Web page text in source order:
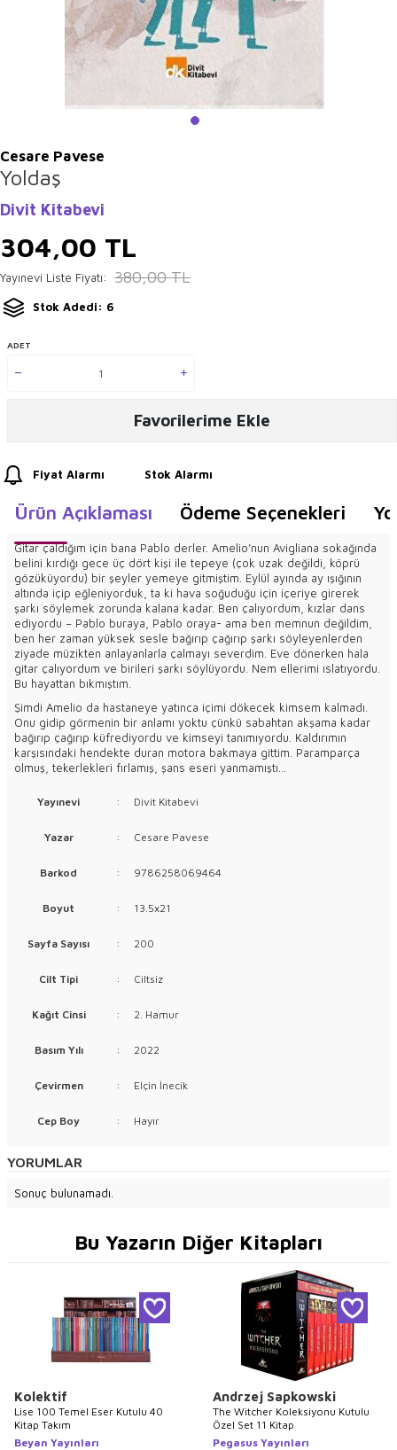
Cesare Pavese
Yoldaş
Divit Kitabevi
304,00 TL
Yayınevi Liste Fiyatı: 380,00TL
Stok Adedi: 6
ADET
Favorilerime Ekle
Fiyat Alarmı Stok Alarmı
Ürün Açıklaması Ödeme Seçenekleri
Gitar çaldığım için bana Pablo derler. Amelio’nun Avigliana sokağında
belini kırdığı gece üç dört kişi ile tepeye (çok uzak değildi, köprü
gözüküyordu) bir şeyler yemeye gitmiştim. Eylül ayında ay ışığının
altında içip eğleniyorduk, ta ki hava soğuduğu için içeriye girerek
şarkı söylemek zorunda kalana kadar. Ben çalıyordum, kızlar dans
ediyordu – Pablo buraya, Pablo oraya- ama ben memnun değildim,
ben her zaman yüksek sesle bağırıp çağırıp şarkı söyleyenlerden
ziyade müzikten anlayanlarla çalmayı severdim. Eve dönerken hala
gitar çalıyordum ve birileri şarkı söylüyordu. Nem ellerimi ıslatıyordu.
Bu hayattan bıkmıştım.
Şimdi Amelio da hastaneye yatınca içimi dökecek kimsem kalmadı.
Onu gidip görmenin bir anlamı yoktu çünkü sabahtan akşama kadar
bağırıp çağırıp küfrediyordu ve kimseyi tanımıyordu. Kaldırımın
karşısındaki hendekte duran motora bakmaya gittim. Paramparça
olmuş, tekerlekleri fırlamış, şans eseri yanmamıştı…
Yayınevi : Divit Kitabevi
Yazar : Cesare Pavese
Barkod : 9786258069464
Boyut : 13.5x21
Sayfa Sayısı : 200
Cilt Tipi : Ciltsiz
Kağıt Cinsi : 2. Hamur
Basım Yılı : 2022
Çevirmen : Elçin İnecik
Cep Boy : Hayır
YORUMLAR
Sonuç bulunamadı.
Bu Yazarın Diğer Kitapları
Kolektif
Lise 100 Temel Eser Kutulu 40
Kitap Takım
Beyan Yayınları
Andrzej Sapkowski
The Witcher Koleksiyonu Kutulu
Özel Set 11 Kitap
Pegasus Yayınları